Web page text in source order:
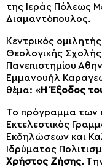
της Ιεράς Πόλεως
Διαμαντόπουλος.
Κεντρικός
Θεολογικής Σχολής
Πανεπιστημίου
Εμμανουήλ
θέμα: «Η Έξοδος
Το πρόγραμμα των
Εκτελεστικός
Εκδηλώσεων και
Ιδρύματος
Χρήστος Ζήσης.